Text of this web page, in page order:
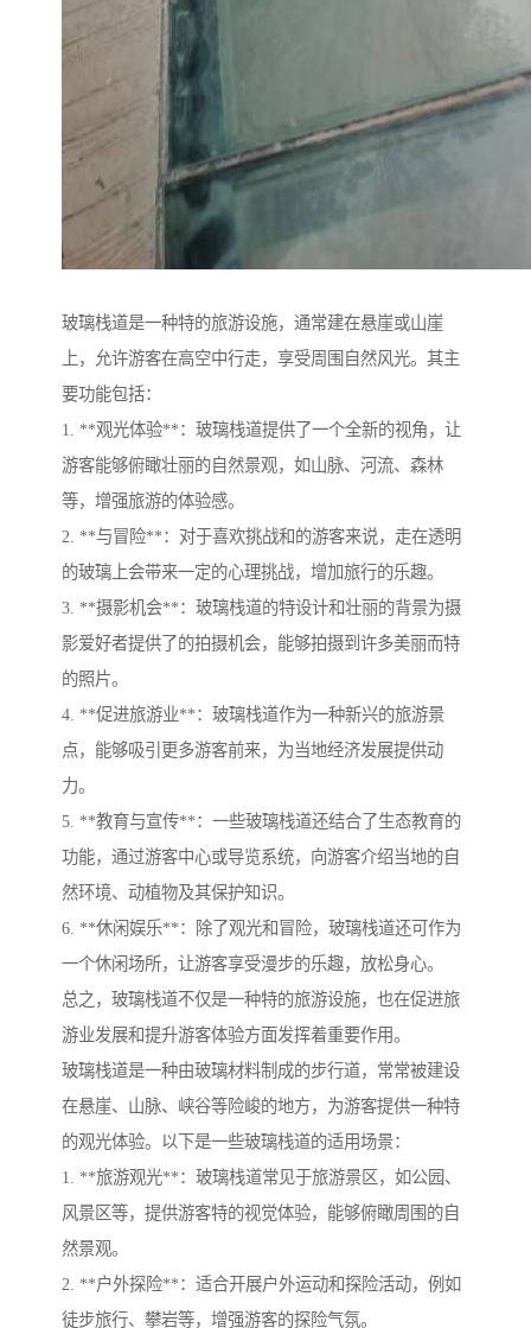
玻璃栈道是一种特的旅游设施，通常建在悬崖或山崖
上，允许游客在高空中行走，享受周围自然风光。其主
要功能包括：
1. **观光体验**：玻璃栈道提供了一个全新的视角，让
游客能够俯瞰壮丽的自然景观，如山脉、河流、森林
等，增强旅游的体验感。
2. **与冒险**：对于喜欢挑战和的游客来说，走在透明
的玻璃上会带来一定的心理挑战，增加旅行的乐趣。
3. **摄影机会**：玻璃栈道的特设计和壮丽的背景为摄
影爱好者提供了的拍摄机会，能够拍摄到许多美丽而特
的照片。
4. **促进旅游业**：玻璃栈道作为一种新兴的旅游景
点，能够吸引更多游客前来，为当地经济发展提供动
力。
5. **教育与宣传**：一些玻璃栈道还结合了生态教育的
功能，通过游客中心或导览系统，向游客介绍当地的自
然环境、动植物及其保护知识。
6. **休闲娱乐**：除了观光和冒险，玻璃栈道还可作为
一个休闲场所，让游客享受漫步的乐趣，放松身心。
总之，玻璃栈道不仅是一种特的旅游设施，也在促进旅
游业发展和提升游客体验方面发挥着重要作用。
玻璃栈道是一种由玻璃材料制成的步行道，常常被建设
在悬崖、山脉、峡谷等险峻的地方，为游客提供一种特
的观光体验。以下是一些玻璃栈道的适用场景：
1. **旅游观光**：玻璃栈道常见于旅游景区，如公园、
风景区等，提供游客特的视觉体验，能够俯瞰周围的自
然景观。
2. **户外探险**：适合开展户外运动和探险活动，例如
徒步旅行、攀岩等，增强游客的探险气氛。